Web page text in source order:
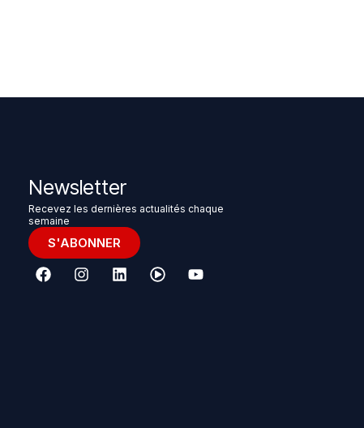
Newsletter
Recevez les dernières actualités chaque
semaine
S'ABONNER